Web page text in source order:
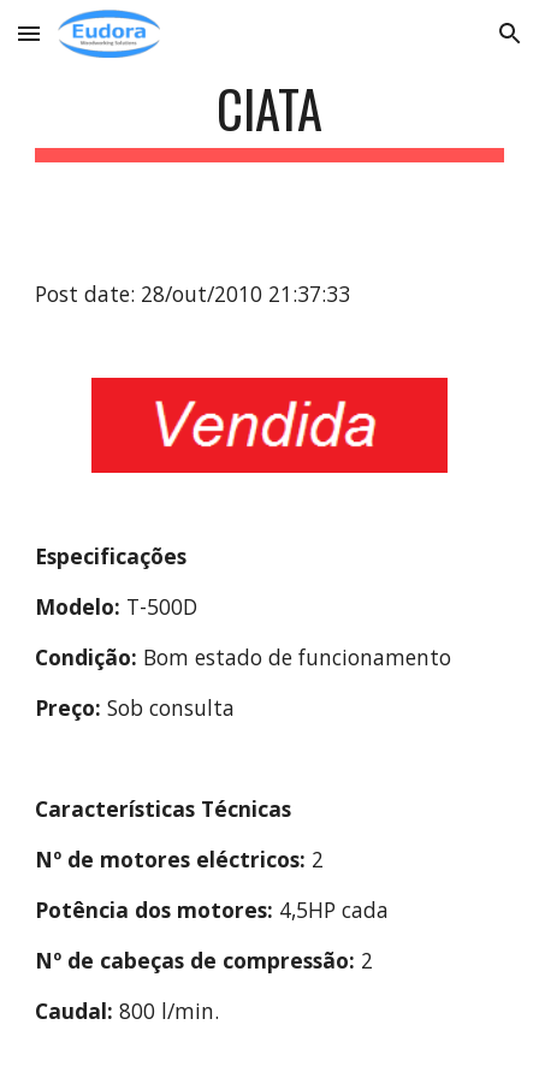
Skip to main content Skip to navigation
CIATA
Post date: 28/out/2010 21:37:33
Especificações
Modelo: T-500D
Condição: Bom estado de funcionamento
Preço: Sob consulta
Características Técnicas
Nº de motores eléctricos: 2
Potência dos motores: 4,5HP cada
Nº de cabeças de compressão: 2
Caudal: 800 l/min.